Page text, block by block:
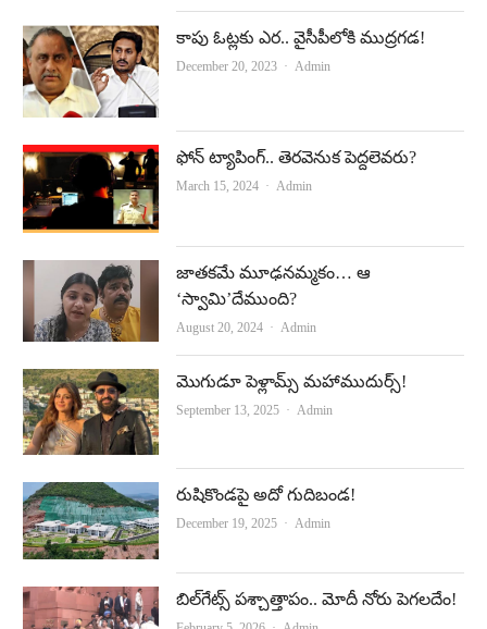
కాపు ఓట్లకు ఎర.. వైసీపీలోకి ముద్రగడ!
December 20, 2023 Author
Admin
ఫోన్‌ ట్యాపింగ్‌.. తెరవెనుక పెద్దలెవరు?
March 15, 2024 Author
Admin
జాతకమే మూఢనమ్మకం… ఆ
‘స్వామి’దేముంది?
August 20, 2024 Author
Admin
మొగుడూ పెళ్లామ్స్ మహాముదుర్స్!
September 13, 2025 Author
Admin
రుషికొండపై అదో గుదిబండ!
December 19, 2025 Author
Admin
బిల్‌గేట్స్‌ పశ్చాత్తాపం.. మోదీ నోరు పెగలదేం!